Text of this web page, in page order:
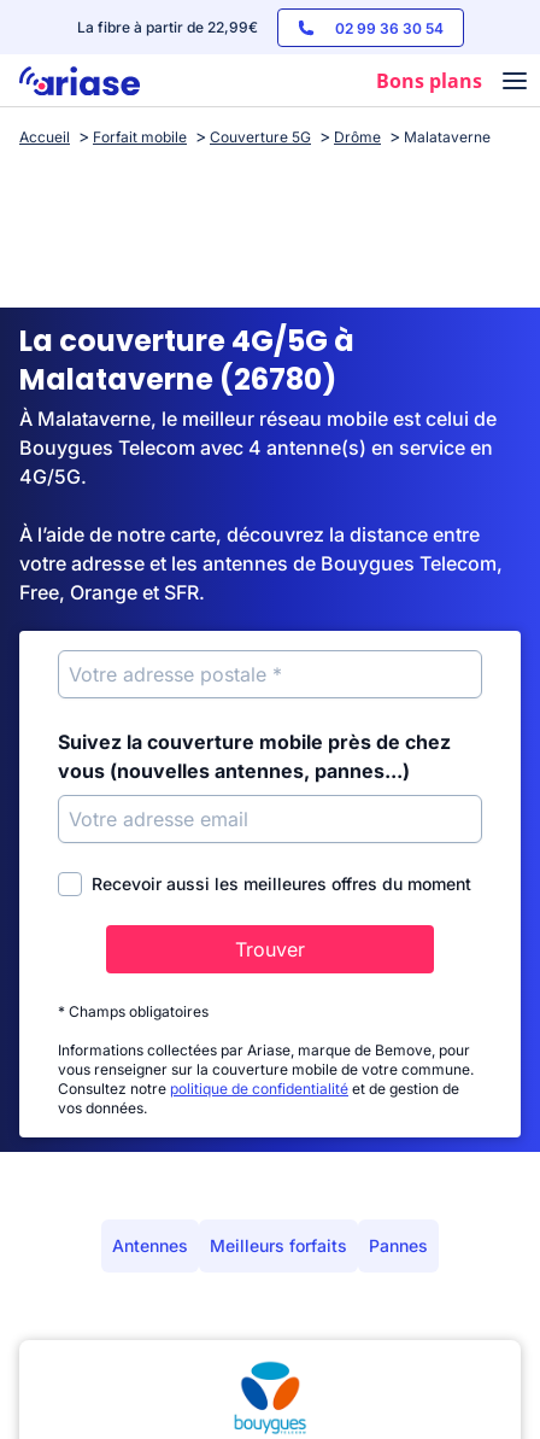
La fibre à partir de 22,99€ 02 99 36 30 54
Bons plans
Box internet
Streaming
Accueil Forfait mobile Couverture 5G Drôme Malataverne
La couverture 4G/5G à
Malataverne (26780)
À Malataverne, le meilleur réseau mobile est celui de
Bouygues Telecom avec 4 antenne(s) en service en
4G/5G.
À l’aide de notre carte, découvrez la distance entre
votre adresse et les antennes de Bouygues Telecom,
Free, Orange et SFR.
Suivez la couverture mobile près de chez
vous (nouvelles antennes, pannes...)
Recevoir aussi les meilleures offres du moment
Trouver
* Champs obligatoires
Informations collectées par Ariase, marque de Bemove, pour
vous renseigner sur la couverture mobile de votre commune.
Consultez notre politique de confidentialité et de gestion de
vos données.
Antennes Meilleurs forfaits Pannes